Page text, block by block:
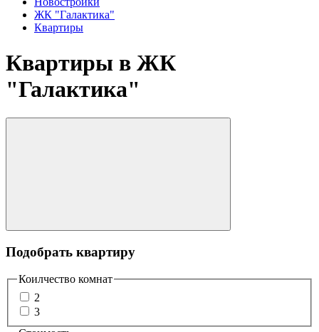
ЖК "Галактика"
Квартиры
Квартиры в ЖК
"Галактика"
Подобрать квартиру
Коилчество комнат
2
3